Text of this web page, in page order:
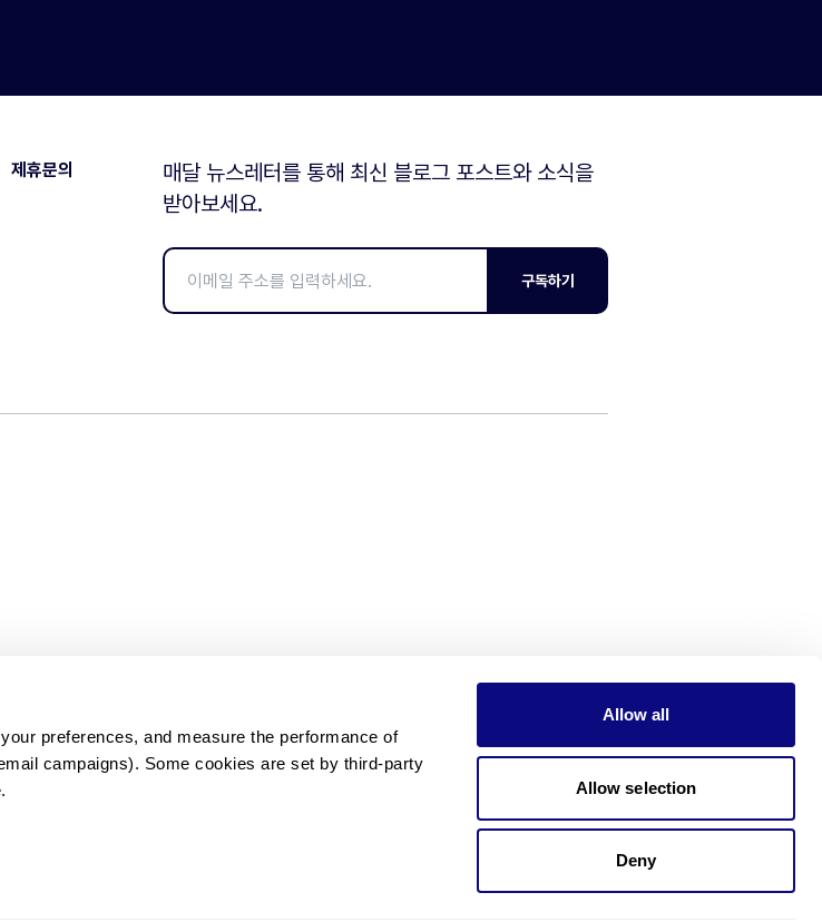
preferences, and measure the performance of
campaigns). Some cookies are set by third-party
Allow all
Allow selection
Deny
제휴문의
매달 뉴스레터를 통해 최신 블로그 포스트와 소식을
받아보세요.
구독하기